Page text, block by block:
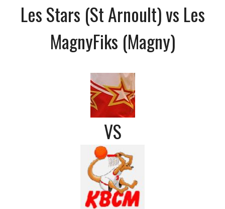
Les Stars (St Arnoult) vs Les
MagnyFiks (Magny)
VS